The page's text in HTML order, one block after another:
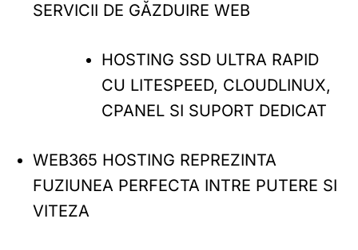
SERVICII DE GĂZDUIRE WEB
HOSTING SSD ULTRA RAPID
CU LITESPEED, CLOUDLINUX,
CPANEL SI SUPORT DEDICAT
WEB365 HOSTING REPREZINTA
FUZIUNEA PERFECTA INTRE PUTERE SI
VITEZA